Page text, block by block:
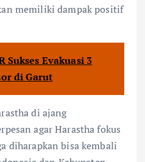
memiliki dampak positif
Sukses Evakuasi 3
di Garut
di ajang
agar Harastha fokus
diharapkan bisa kembali